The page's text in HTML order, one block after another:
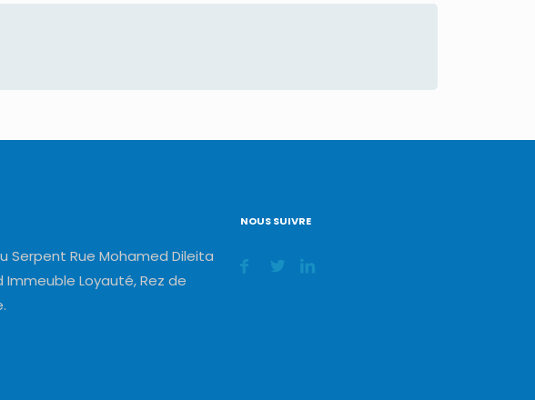
Serpent Rue Mohamed Dileita
Immeuble Loyauté, Rez de
NOUS SUIVRE